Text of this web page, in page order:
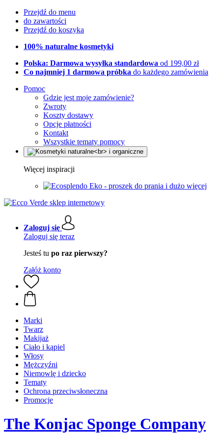
Przejdź do menu
do zawartości
Przejdź do koszyka
100% naturalne kosmetyki
Polska: Darmowa wysyłka standardowa od 199,00 zł
Co najmniej 1 darmowa próbka do każdego zamówienia
Pomoc
Gdzie jest moje zamówienie?
Zwroty
Koszty dostawy
Opcje płatności
Kontakt
Wszystkie tematy pomocy
Więcej inspiracji
Eko - proszek do prania i dużo więcej
Zaloguj się
Zaloguj się teraz
Jesteś tu po raz pierwszy?
Załóż konto
Marki
Twarz
Makijaż
Ciało i kąpiel
Włosy
Mężczyźni
Niemowlę i dziecko
Tematy
Ochrona przeciwsłoneczna
Promocje
The Konjac Sponge Company